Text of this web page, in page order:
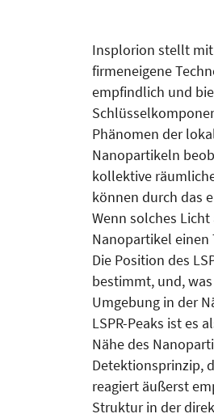
Insplorion stellt mit
firmeneigene
empfindlich und
Phänomen der
Nanopartikeln
kollektive
können durch das
Wenn solches
Nanopartikel einen
Die Position des
bestimmt, und,
Umgebung in der
LSPR-Peaks ist es
Nähe des
Detektionsprinzip,
reagiert äußerst
Struktur in der